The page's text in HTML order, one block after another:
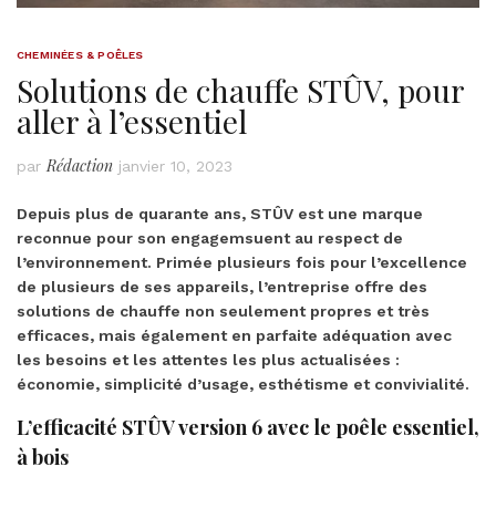
CHEMINÉES & POÊLES
Solutions de chauffe STÛV, pour
aller à l’essentiel
par Rédaction janvier 10, 2023
Depuis plus de quarante ans, STÛV est une marque
reconnue pour son engagemsuent au respect de
l’environnement. Primée plusieurs fois pour l’excellence
de plusieurs de ses appareils, l’entreprise offre des
solutions de chauffe non seulement propres et très
efficaces, mais également en parfaite adéquation avec
les besoins et les attentes les plus actualisées :
économie, simplicité d’usage, esthétisme et convivialité.
L’efficacité STÛV version 6 avec le poêle essentiel,
à bois